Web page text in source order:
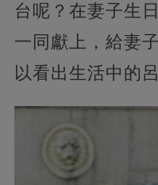
台呢？在妻子生
一同獻上，給妻
以看出生活中的